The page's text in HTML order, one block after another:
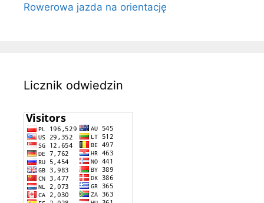
Rowerowa jazda na orientację
Licznik odwiedzin